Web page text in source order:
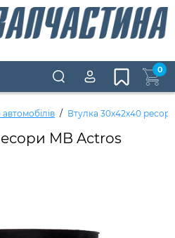
0
Втулка 30x42x40
MB Actros